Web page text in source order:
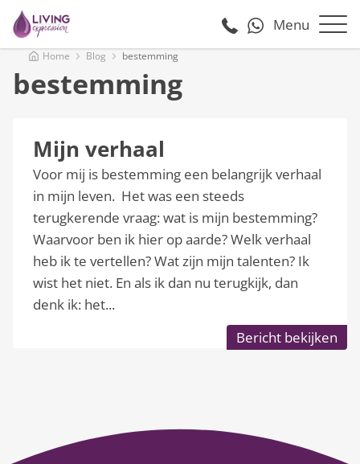
Menu
Home Blog bestemming
bestemming
Mijn verhaal
Voor mij is bestemming een belangrijk verhaal
in mijn leven. Het was een steeds
terugkerende vraag: wat is mijn bestemming?
Waarvoor ben ik hier op aarde? Welk verhaal
heb ik te vertellen? Wat zijn mijn talenten? Ik
wist het niet. En als ik dan nu terugkijk, dan
denk ik: het...
Bericht bekijken